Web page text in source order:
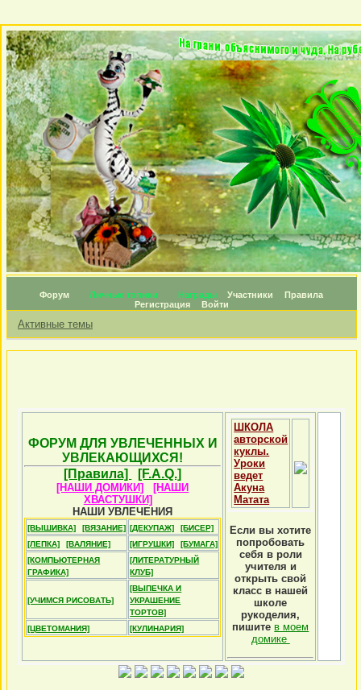
Форум Личные топики Награды Участники
Правила
Регистрация
Войти
Активные темы
ФОРУМ ДЛЯ УВЛЕЧЕННЫХ И
УВЛЕКАЮЩИХСЯ!
[Правила]
[F.A.Q.]
[НАШИ ДОМИКИ]
[НАШИ
ХВАСТУШКИ]
НАШИ УВЛЕЧЕНИЯ
[ВЫШИВКА] [ВЯЗАНИЕ] [ДЕКУПАЖ]
[БИСЕР]
[ЛЕПКА]
[ВАЛЯНИЕ] [ИГРУШКИ]
[БУМАГА]
[КОМПЬЮТЕРНАЯ
ГРАФИКА]
[ЛИТЕРАТУРНЫЙ
КЛУБ]
[УЧИМСЯ РИСОВАТЬ]
[ВЫПЕЧКА И
УКРАШЕНИЕ
ТОРТОВ]
[ЦВЕТОМАНИЯ]
[КУЛИНАРИЯ]
ШКОЛА
авторской
куклы.
Уроки
ведет
Акуна
Матата
Если вы хотите
попробовать
себя в роли
учителя и
открыть свой
класс в нашей
школе
рукоделия,
пишите в моем
домике